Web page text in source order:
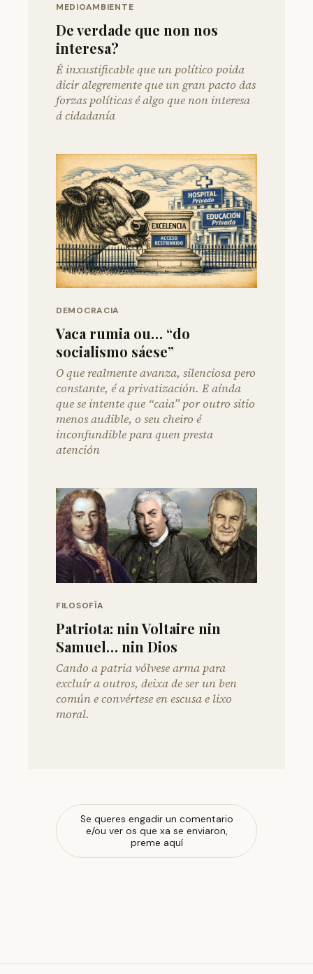
MEDIOAMBIENTE
De verdade que non nos
interesa?
É inxustificable que un político poida
dicir alegremente que un gran pacto das
forzas políticas é algo que non interesa
á cidadanía
DEMOCRACIA
Vaca rumia ou… “do
socialismo sáese”
O que realmente avanza, silenciosa pero
constante, é a privatización. E aínda
que se intente que “caia” por outro sitio
menos audible, o seu cheiro é
inconfundible para quen presta
atención
FILOSOFÍA
Patriota: nin Voltaire nin
Samuel… nin Dios
Cando a patria vólvese arma para
excluír a outros, deixa de ser un ben
común e convértese en escusa e lixo
moral.
Se queres engadir un comentario
e/ou ver os que xa se enviaron,
preme aquí